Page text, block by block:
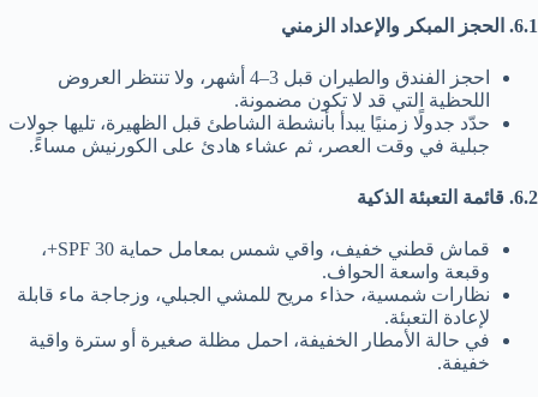
6.1. الحجز المبكر والإعداد الزمني
احجز الفندق والطيران قبل 3–4 أشهر، ولا تنتظر العروض
اللحظية التي قد لا تكون مضمونة.
حدّد جدولًا زمنيًا يبدأ بأنشطة الشاطئ قبل الظهيرة، تليها جولات
جبلية في وقت العصر، ثم عشاء هادئ على الكورنيش مساءً.
6.2. قائمة التعبئة الذكية
قماش قطني خفيف، واقي شمس بمعامل حماية SPF 30+،
وقبعة واسعة الحواف.
نظارات شمسية، حذاء مريح للمشي الجبلي، وزجاجة ماء قابلة
لإعادة التعبئة.
في حالة الأمطار الخفيفة، احمل مظلة صغيرة أو سترة واقية
خفيفة.